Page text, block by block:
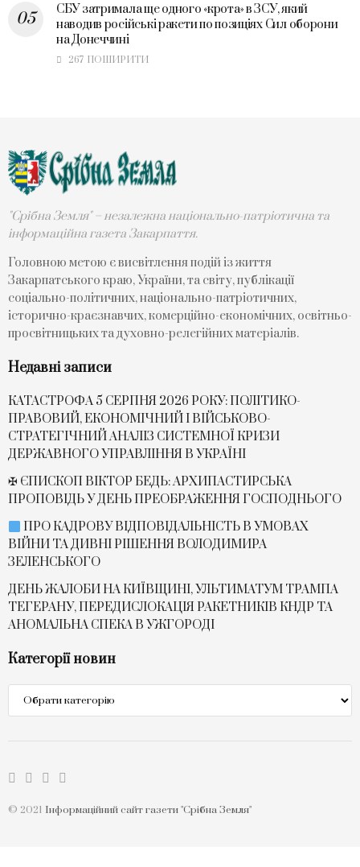
СБУ затримала ще одного «крота» в ЗСУ, який
наводив російські ракети по позиціях Сил оборони
на Донеччині
267 ПОШИРИТИ
"Срібна Земля" – незалежна національно-патріотична та
інформаційна газета Закарпаття.
Головною метою є висвітлення подій із життя
Закарпатського краю, України, та світу, публікації
соціально-політичних, національно-патріотичних,
історично-краєзнавчих, комерційно-економічних, освітньо-
просвітницьких та духовно-релегійних матеріалів.
Недавні записи
КАТАСТРОФА 5 СЕРПНЯ 2026 РОКУ: ПОЛІТИКО-
ПРАВОВИЙ, ЕКОНОМІЧНИЙ І ВІЙСЬКОВО-
СТРАТЕГІЧНИЙ АНАЛІЗ СИСТЕМНОЇ КРИЗИ
ДЕРЖАВНОГО УПРАВЛІННЯ В УКРАЇНІ
✠ ЄПИСКОП ВІКТОР БЕДЬ: АРХИПАСТИРСЬКА
ПРОПОВІДЬ У ДЕНЬ ПРЕОБРАЖЕННЯ ГОСПОДНЬОГО
ПРО КАДРОВУ ВІДПОВІДАЛЬНІСТЬ В УМОВАХ
ВІЙНИ ТА ДИВНІ РІШЕННЯ ВОЛОДИМИРА
ЗЕЛЕНСЬКОГО
ДЕНЬ ЖАЛОБИ НА КИЇВЩИНІ, УЛЬТИМАТУМ ТРАМПА
ТЕГЕРАНУ, ПЕРЕДИСЛОКАЦІЯ РАКЕТНИКІВ КНДР ТА
АНОМАЛЬНА СПЕКА В УЖГОРОДІ
Категорії новин
новин
© 2021 Інформаційний сайт газети "Срібна Земля"